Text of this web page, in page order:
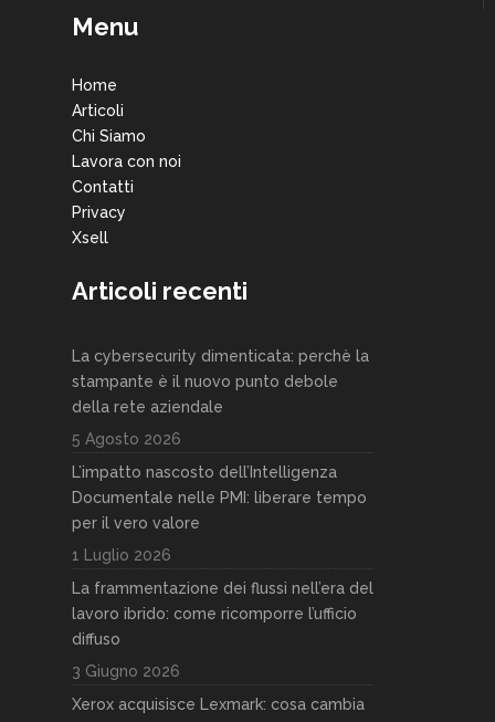
Menu
Home
Articoli
Chi Siamo
Lavora con noi
Contatti
Privacy
Xsell
Articoli recenti
La cybersecurity dimenticata: perchè la
stampante è il nuovo punto debole
della rete aziendale
5 Agosto 2026
L’impatto nascosto dell’Intelligenza
Documentale nelle PMI: liberare tempo
per il vero valore
1 Luglio 2026
La frammentazione dei flussi nell’era del
lavoro ibrido: come ricomporre l’ufficio
diffuso
3 Giugno 2026
Xerox acquisisce Lexmark: cosa cambia